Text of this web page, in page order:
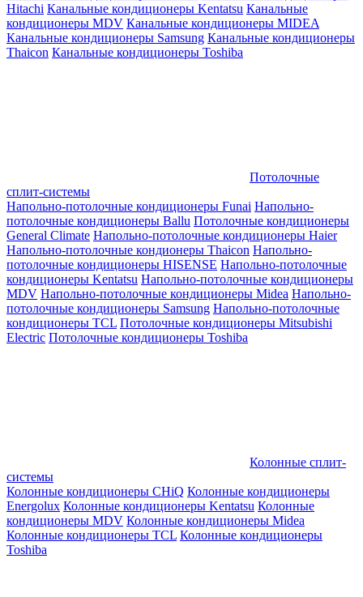
Hitachi Канальные кондиционеры Kentatsu Канальные
кондиционеры MDV Канальные кондиционеры MIDEA
Канальные кондиционеры Samsung Канальные кондиционеры
Thaicon Канальные кондиционеры Toshiba
Потолочные
сплит-системы
Напольно-потолочные кондиционеры Funai Напольно-
потолочные кондиционеры Ballu Потолочные кондиционеры
General Climate Напольно-потолочные кондиционеры Haier
Напольно-потолочные кондионеры Thaicon Напольно-
потолочные кондиционеры HISENSE Напольно-потолочные
кондиционеры Kentatsu Напольно-потолочные кондиционеры
MDV Напольно-потолочные кондиционеры Midea Напольно-
потолочные кондиционеры Samsung Напольно-потолочные
кондиционеры TCL Потолочные кондиционеры Mitsubishi
Electric Потолочные кондиционеры Toshiba
Колонные сплит-
системы
Колонные кондиционеры CHiQ Колонные кондиционеры
Energolux Колонные кондиционеры Kentatsu Колонные
кондиционеры MDV Колонные кондиционеры Midea
Колонные кондиционеры TCL Колонные кондиционеры
Toshiba